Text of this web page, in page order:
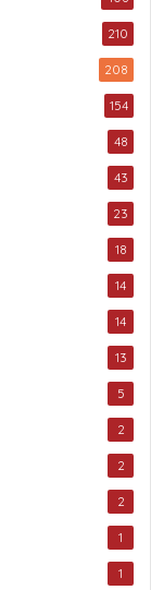
210
208
154
48
43
23
18
14
14
13
5
2
2
2
1
1